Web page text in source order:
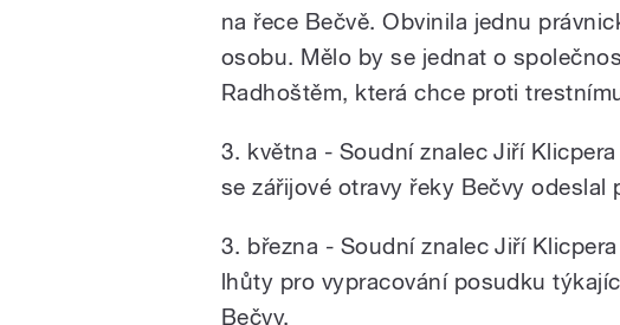
na řece Bečvě. Obvinila jednu
osobu. Mělo by se jednat o
Radhoštěm, která chce proti
3. května - Soudní znalec Jiří
se zářijové otravy řeky Bečvy odeslal
3. března - Soudní znalec Jiří
lhůty pro vypracování posudku
Bečvy.